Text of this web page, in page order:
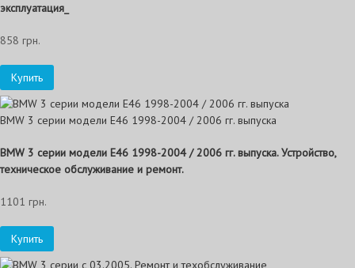
эксплуатация_
858 грн.
Купить
BMW 3 серии модели E46 1998-2004 / 2006 гг. выпуска
BMW 3 серии модели E46 1998-2004 / 2006 гг. выпуска. Устройство,
техническое обслуживание и ремонт.
1101 грн.
Купить